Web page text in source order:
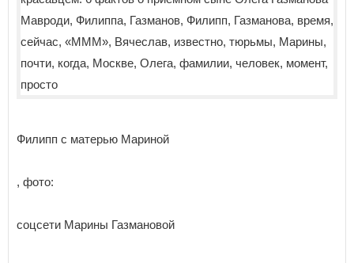
Филипп с матерью Мариной
, фото:
соцсети Марины Газмановой